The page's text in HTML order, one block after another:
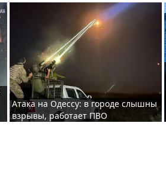
Атака на Одессу: в городе слышны
взрывы, работает ПВО